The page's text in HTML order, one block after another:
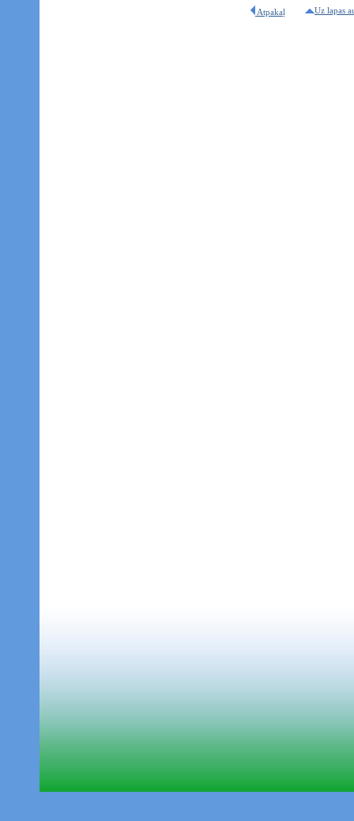
Atpakaļ Uz lapas